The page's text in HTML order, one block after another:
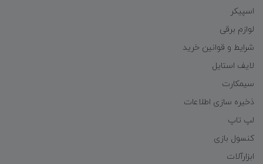
اسپیکر
لوازم برقی
شرایط و قوانین خرید
لایف استایل
سیمکارت
ذخیره سازی اطلاعات
لپ تاپ
کنسول بازی
ابزارآلات